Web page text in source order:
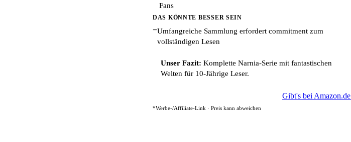
Fans
DAS KÖNNTE BESSER SEIN
−Umfangreiche Sammlung erfordert commitment zum
vollständigen Lesen
Unser Fazit: Komplette Narnia-Serie mit fantastischen
Welten für 10-Jährige Leser.
Gibt's bei Amazon.de
*Werbe-/Affiliate-Link · Preis kann abweichen